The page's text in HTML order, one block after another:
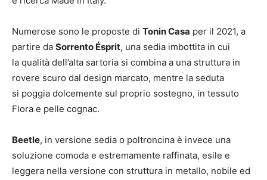
Numerose sono le proposte di ToninCasa per il 2021, a
partire da Sorrento Ésprit, una sedia imbottita in cui
la qualità dell’alta sartoria si combina a una struttura in
rovere scuro dal design marcato, mentre la seduta
si poggia dolcemente sul proprio sostegno, in tessuto
Flora e pelle cognac.
Beetle, in versione sedia o poltroncina è invece una
soluzione comoda e estremamente raffinata, esile e
leggera nella versione con struttura in metallo, nobile ed